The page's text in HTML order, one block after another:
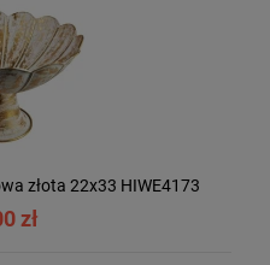
złota 22x33 HIWE4173
zł